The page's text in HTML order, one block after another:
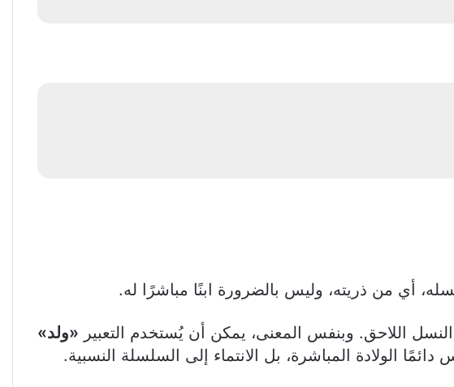
أي من ذريته، وليس بالضرورة ابنًا مباشرًا له.
النسل اللاحق. وبنفس المعنى، يمكن أن يُستخدم التعبير «ولد»
الولادة المباشرة، بل الانتماء إلى السلسلة النسبية.